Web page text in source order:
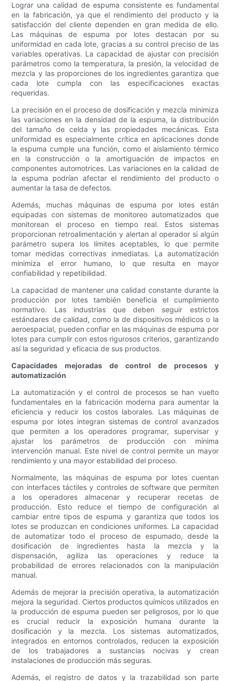
Lograr una calidad de espuma consistente es fundamental
en la fabricación, ya que el rendimiento del producto y la
satisfacción del cliente dependen en gran medida de ello.
Las máquinas de espuma por lotes destacan por su
uniformidad en cada lote, gracias a su control preciso de las
variables operativas. La capacidad de ajustar con precisión
parámetros como la temperatura, la presión, la velocidad de
mezcla y las proporciones de los ingredientes garantiza que
cada lote cumpla con las especificaciones exactas
requeridas.
La precisión en el proceso de dosificación y mezcla minimiza
las variaciones en la densidad de la espuma, la distribución
del tamaño de celda y las propiedades mecánicas. Esta
uniformidad es especialmente crítica en aplicaciones donde
la espuma cumple una función, como el aislamiento térmico
en la construcción o la amortiguación de impactos en
componentes automotrices. Las variaciones en la calidad de
la espuma podrían afectar el rendimiento del producto o
aumentar la tasa de defectos.
Además, muchas máquinas de espuma por lotes están
equipadas con sistemas de monitoreo automatizados que
monitorean el proceso en tiempo real. Estos sistemas
proporcionan retroalimentación y alertan al operador si algún
parámetro supera los límites aceptables, lo que permite
tomar medidas correctivas inmediatas. La automatización
minimiza el error humano, lo que resulta en mayor
confiabilidad y repetibilidad.
La capacidad de mantener una calidad constante durante la
producción por lotes también beneficia el cumplimiento
normativo. Las industrias que deben seguir estrictos
estándares de calidad, como la de dispositivos médicos o la
aeroespacial, pueden confiar en las máquinas de espuma por
lotes para cumplir con estos rigurosos criterios, garantizando
así la seguridad y eficacia de sus productos.
Capacidades mejoradas de control de procesos y
automatización
La automatización y el control de procesos se han vuelto
fundamentales en la fabricación moderna para aumentar la
eficiencia y reducir los costos laborales. Las máquinas de
espuma por lotes integran sistemas de control avanzados
que permiten a los operadores programar, supervisar y
ajustar los parámetros de producción con mínima
intervención manual. Este nivel de control permite un mayor
rendimiento y una mayor estabilidad del proceso.
Normalmente, las máquinas de espuma por lotes cuentan
con interfaces táctiles y controles de software que permiten
a los operadores almacenar y recuperar recetas de
producción. Esto reduce el tiempo de configuración al
cambiar entre tipos de espuma y garantiza que todos los
lotes se produzcan en condiciones uniformes. La capacidad
de automatizar todo el proceso de espumado, desde la
dosificación de ingredientes hasta la mezcla y la
dispensación, agiliza las operaciones y reduce la
probabilidad de errores relacionados con la manipulación
manual.
Además de mejorar la precisión operativa, la automatización
mejora la seguridad. Ciertos productos químicos utilizados en
la producción de espuma pueden ser peligrosos, por lo que
es crucial reducir la exposición humana durante la
dosificación y la mezcla. Los sistemas automatizados,
integrados en entornos controlados, reducen la exposición
de los trabajadores a sustancias nocivas y crean
instalaciones de producción más seguras.
Además, el registro de datos y la trazabilidad son parte